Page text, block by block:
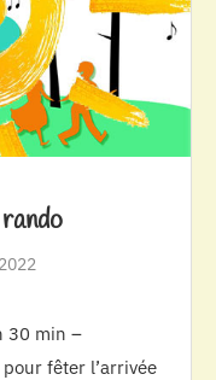
30 min –
fêter l’arrivée